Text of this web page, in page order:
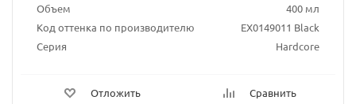
Объем
400 мл
Код оттенка по производителю
EX0149011 Black
Серия
Hardcore
Отложить Сравнить